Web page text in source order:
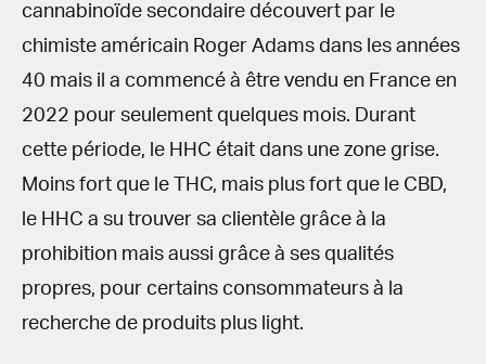
cannabinoïde secondaire découvert par le
chimiste américain Roger Adams dans les années
40 mais il a commencé à être vendu en France en
2022 pour seulement quelques mois. Durant
cette période, le HHC était dans une zone grise.
Moins fort que le THC, mais plus fort que le CBD,
le HHC a su trouver sa clientèle grâce à la
prohibition mais aussi grâce à ses qualités
propres, pour certains consommateurs à la
recherche de produits plus light.